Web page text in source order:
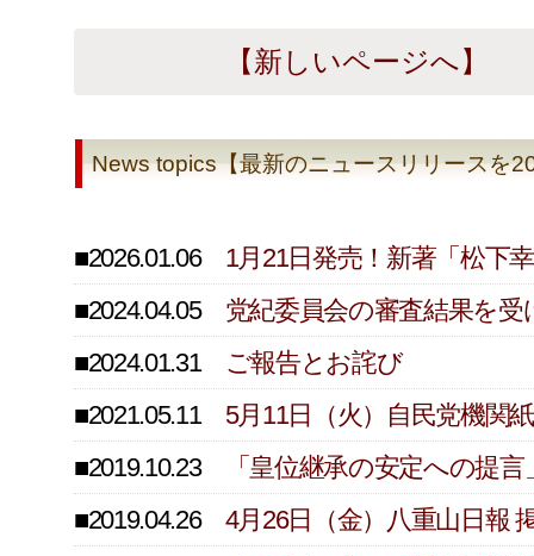
【新しいページへ】
News topics【最新のニュースリリースを
■2026.01.06 1月21日発売！新著「松下
■2024.04.05 党紀委員会の審査結果を受
■2024.01.31 ご報告とお詫び
■2021.05.11 5月11日（火）自民党機関
■2019.10.23
「皇位継承の安定への提
■2019.04.26 4月26日（金）八重山日報